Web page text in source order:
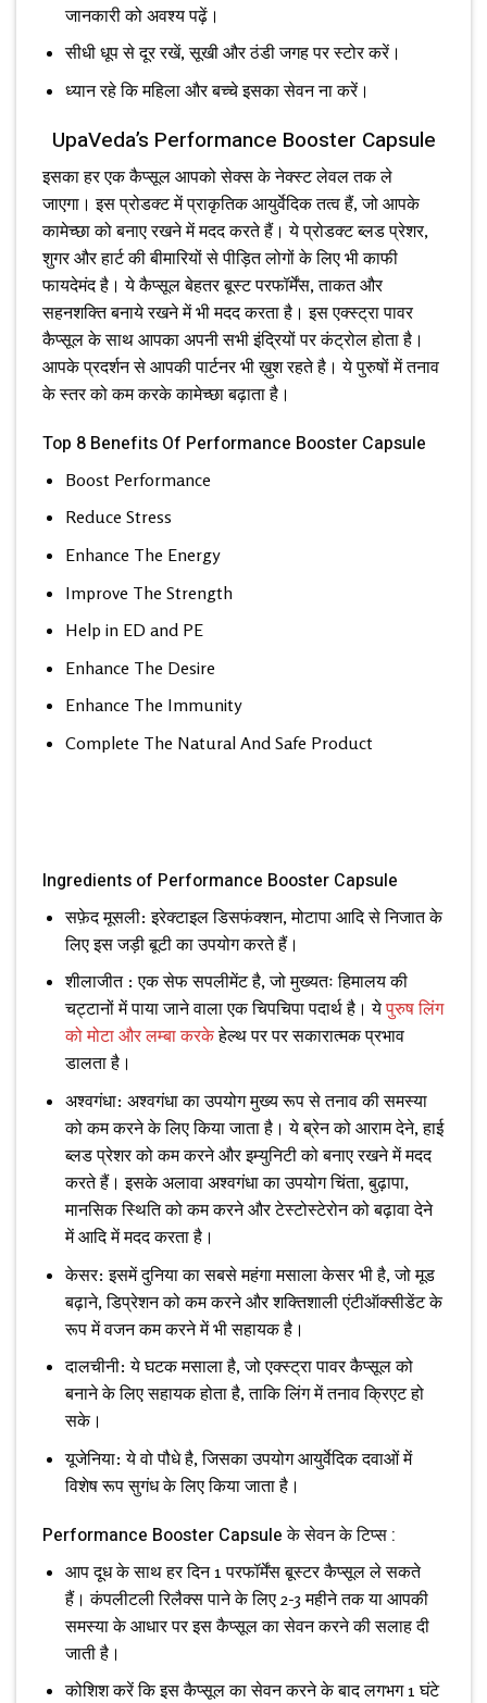
जानकारी को अवश्य पढ़ें।
सीधी धूप से दूर रखें, सूखी और ठंडी जगह पर स्टोर करें।
ध्यान रहे कि महिला और बच्चे इसका सेवन ना करें।
UpaVeda’s Performance Booster Capsule
इसका हर एक कैप्सूल आपको सेक्स के नेक्स्ट लेवल तक ले
जाएगा। इस प्रोडक्ट में प्राकृतिक आयुर्वेदिक तत्व हैं, जो आपके
कामेच्छा को बनाए रखने में मदद करते हैं। ये प्रोडक्ट ब्लड प्रेशर,
शुगर और हार्ट की बीमारियों से पीड़ित लोगों के लिए भी काफी
फायदेमंद है। ये कैप्सूल बेहतर बूस्ट परफॉर्मेंस, ताकत और
सहनशक्ति बनाये रखने में भी मदद करता है। इस एक्स्ट्रा पावर
कैप्सूल के साथ आपका अपनी सभी इंद्रियों पर कंट्रोल होता है।
आपके प्रदर्शन से आपकी पार्टनर भी ख़ुश रहते है। ये पुरुषों में तनाव
के स्तर को कम करके कामेच्छा बढ़ाता है।
Top 8 Benefits Of Performance Booster Capsule
Boost Performance
Reduce Stress
Enhance The Energy
Improve The Strength
Help in ED and PE
Enhance The Desire
Enhance The Immunity
Complete The Natural And Safe Product
Ingredients of Performance Booster Capsule
सफ़ेद मूसली: इरेक्टाइल डिसफंक्शन, मोटापा आदि से निजात के
लिए इस जड़ी बूटी का उपयोग करते हैं।
शीलाजीत : एक सेफ सपलीमेंट है, जो मुख्यतः हिमालय की
चट्टानों में पाया जाने वाला एक चिपचिपा पदार्थ है। येपुरुष लिंग
को मोटा और लम्बा करकेहेल्थ पर पर सकारात्मक प्रभाव
डालता है।
अश्वगंधा: अश्वगंधा का उपयोग मुख्य रूप से तनाव की समस्या
को कम करने के लिए किया जाता है। ये ब्रेन को आराम देने, हाई
ब्लड प्रेशर को कम करने और इम्युनिटी को बनाए रखने में मदद
करते हैं। इसके अलावा अश्वगंधा का उपयोग चिंता, बुढ़ापा,
मानसिक स्थिति को कम करने और टेस्टोस्टेरोन को बढ़ावा देने
में आदि में मदद करता है।
केसर: इसमें दुनिया का सबसे महंगा मसाला केसर भी है, जो मूड
बढ़ाने, डिप्रेशन को कम करने और शक्तिशाली एंटीऑक्सीडेंट के
रूप में वजन कम करने में भी सहायक है।
दालचीनी: ये घटक मसाला है, जो एक्स्ट्रा पावर कैप्सूल को
बनाने के लिए सहायक होता है, ताकि लिंग में तनाव क्रिएट हो
सके।
यूजेनिया: ये वो पौधे है, जिसका उपयोग आयुर्वेदिक दवाओं में
विशेष रूप सुगंध के लिए किया जाता है।
Performance Booster Capsule के सेवन के टिप्स :
आप दूध के साथ हर दिन 1 परफॉर्मेंस बूस्टर कैप्सूल ले सकते
हैं। कंपलीटली रिलैक्स पाने के लिए 2-3 महीने तक या आपकी
समस्या के आधार पर इस कैप्सूल का सेवन करने की सलाह दी
जाती है।
कोशिश करें कि इस कैप्सूल का सेवन करने के बाद लगभग 1 घंटे